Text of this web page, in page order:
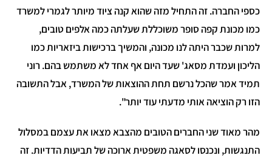
החברה. זה התחיל מזה שהוא קנה ציוד מיותר לגמרי למשרד
מכונת קפה סופר משוכללת שעלתה כמה אלפים טובים,
שכבר היתה לנו מכונה, והמשיך ברכישות ביזאריות כמו
ועמדת מסאג' שעד היום אף אחד לא משתמש בהם. רוני
אמר שהכל נרשם תחת ההוצאות של המשרד, אבל התשובה
רק הוציאה אותי מדעתי עוד יותר".
מאוד שני החברים הטובים מהצבא מצאו את עצמם במסלול
ונכנסו לסאגה משפטית ארוכה של תביעות הדדיות. זה